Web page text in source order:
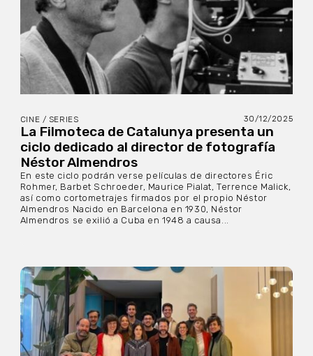
CINE / SERIES 30/12/2025
La Filmoteca de Catalunya presenta un
ciclo dedicado al director de fotografía
Néstor Almendros
En este ciclo podrán verse películas de directores Éric
Rohmer, Barbet Schroeder, Maurice Pialat, Terrence Malick,
así como cortometrajes firmados por el propio Néstor
Almendros Nacido en Barcelona en 1930, Néstor
Almendros se exilió a Cuba en 1948 a causa...